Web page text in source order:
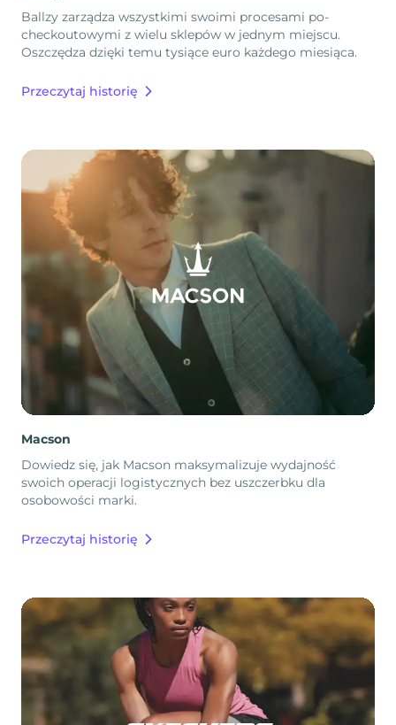
Ballzy zarządza wszystkimi swoimi procesami po-
checkoutowymi z wielu sklepów w jednym miejscu.
Oszczędza dzięki temu tysiące euro każdego miesiąca.
Przeczytaj historię
Macson
Dowiedz się, jak Macson maksymalizuje wydajność
swoich operacji logistycznych bez uszczerbku dla
osobowości marki.
Przeczytaj historię